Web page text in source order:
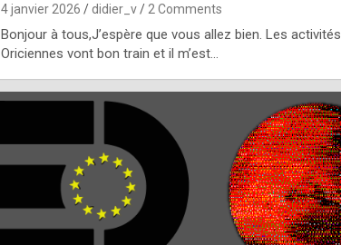
4 janvier 2026 didier_v 2 Comments
Bonjour à tous,J’espère que vous allez bien. Les activités
Oriciennes vont bon train et il m’est…